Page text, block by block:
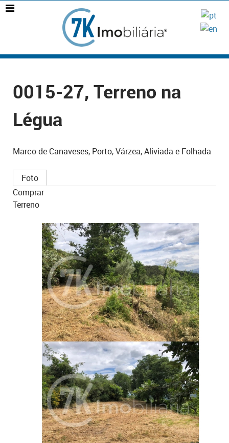
0015-27, Terreno na
Légua
Marco de Canaveses, Porto, Várzea, Aliviada e Folhada
Foto
Comprar
Terreno